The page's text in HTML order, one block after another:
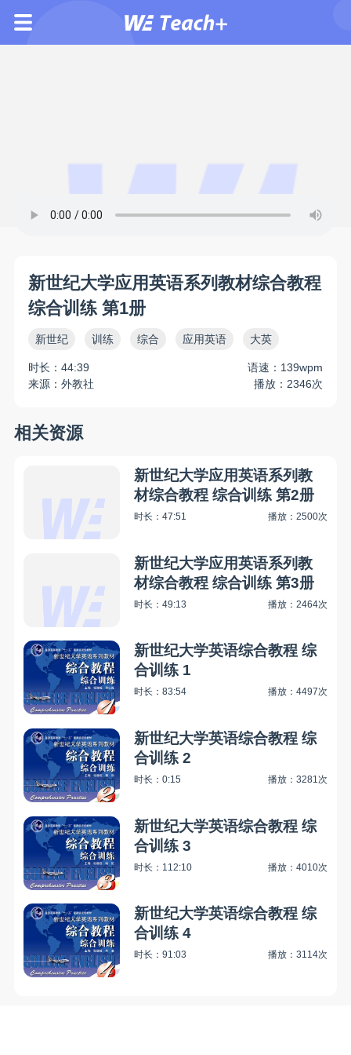
新世纪大学应用英语系列教材综合教程
综合训练 第1册
新世纪 训练 综合 应用英语 大英
时长：44:39
语速：139wpm
来源：外教社
播放：2346次
相关资源
新世纪大学应用英语系列教
材综合教程 综合训练 第2册
时长：47:51 播放：2500次
新世纪大学应用英语系列教
材综合教程 综合训练 第3册
时长：49:13 播放：2464次
新世纪大学英语综合教程 综
合训练 1
时长：83:54 播放：4497次
新世纪大学英语综合教程 综
合训练 2
时长：0:15 播放：3281次
新世纪大学英语综合教程 综
合训练 3
时长：112:10 播放：4010次
新世纪大学英语综合教程 综
合训练 4
时长：91:03 播放：3114次